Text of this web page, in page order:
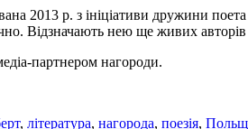
2013 р. з ініціативи дружини
Відзначають нею ще живих
партнером нагороди.
, література, нагорода, поезія,